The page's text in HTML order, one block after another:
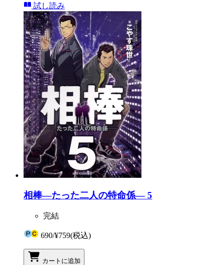
試し読み
相棒―たった二人の特命係― 5
完結
690/¥759(税込)
カートに追加